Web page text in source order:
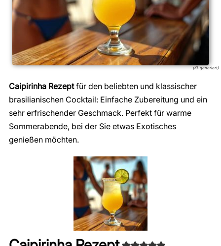
(KI-generiert)
Caipirinha Rezeptfür den beliebten und klassischer
brasilianischen Cocktail: Einfache Zubereitung und ein
sehr erfrischender Geschmack. Perfekt für warme
Sommerabende, bei der Sie etwas Exotisches
genießen möchten.